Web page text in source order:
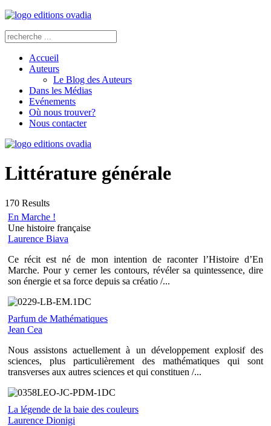
Accueil
Auteurs
Le Blog des Auteurs
Dans les Médias
Evénements
Où nous trouver?
Nous contacter
Littérature générale
170 Results
En Marche !
Une histoire française
Laurence Biava
Ce récit est né de mon intention de raconter l’Histoire d’En
Marche. Pour y cerner les contours, révéler sa quintessence, dire
son énergie et sa force depuis sa créatio /...
Parfum de Mathématiques
Jean Cea
Nous assistons actuellement à un développement explosif des
sciences, plus particulièrement des mathématiques qui sont
transverses aux autres sciences et qui constituen /...
La légende de la baie des couleurs
Laurence Dionigi